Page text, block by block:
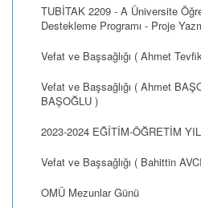
TUBİTAK 2209 - A Üniversite
Destekleme Programı - Proje
Vefat ve Başsağlığı ( Ahmet
Vefat ve Başsağlığı ( Ahmet
BAŞOĞLU )
2023-2024 EĞİTİM-ÖĞRETİM
Vefat ve Başsağlığı ( Bahittin
OMÜ Mezunlar Günü